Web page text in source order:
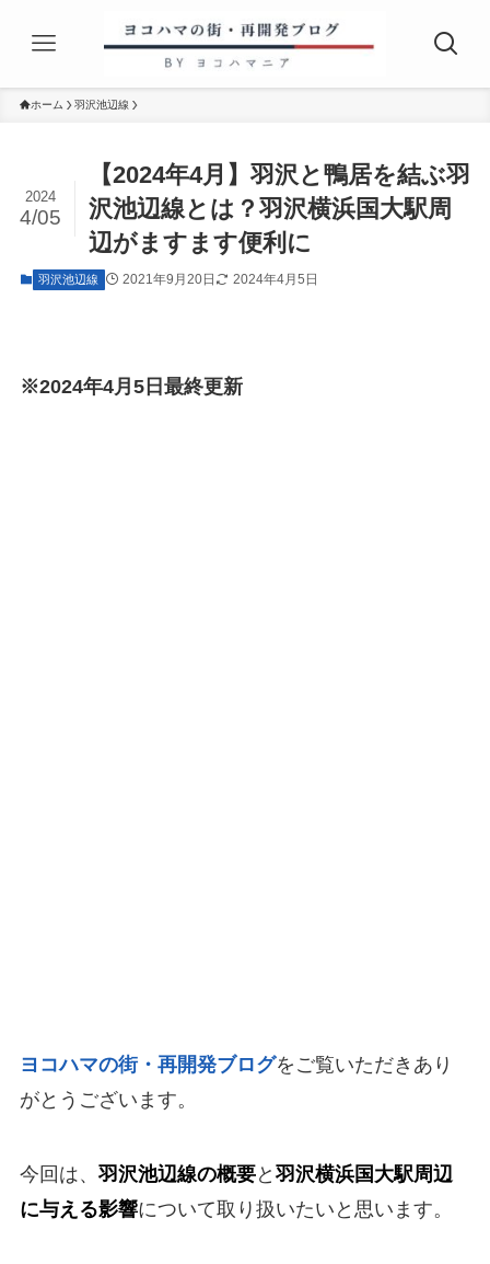
ホーム 羽沢池辺線
【2024年4月】羽沢と鴨居を結ぶ羽
沢池辺線とは？羽沢横浜国大駅周
辺がますます便利に
2024
4/05
羽沢池辺線 2021年9月20日 2024年4月5日
※2024年4月5日最終更新
ヨコハマの街・再開発ブログをご覧いただきあり
がとうございます。
今回は、 羽沢池辺線の概要と 羽沢横浜国大駅周辺
に与える影響について取り扱いたいと思います。